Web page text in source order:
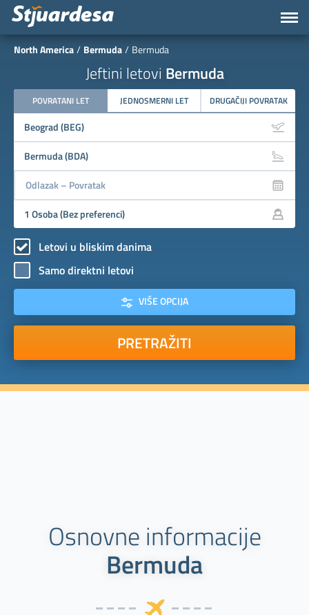
North America Bermuda Bermuda
Jeftini letovi Bermuda
POVRATANI LET JEDNOSMERNI LET DRUGAČIJI POVRATAK
Letovi u bliskim danima
Samo direktni letovi
VIŠE OPCIJA
PRETRAŽITI
Osnovne informacije
Bermuda